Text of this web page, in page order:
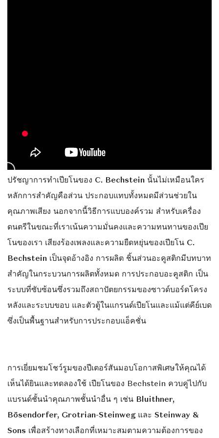
ปรัชญาการทำเปียโนของ C. Bechstein นั้นไม่เหมือนใคร
หลักการสำคัญคือส่วน ประกอบแทบทั้งหมดมีส่วนช่วยใน
คุณภาพเสียง นอกจากนี้วิธีการแบบองค์รวม สำหรับเครื่อง
ดนตรีในขณะที่เราเน้นความมั่นคงและความทนทานของเปีย
โนของเรา เสียงร้องเพลงและความยืดหยุ่นของเปียโน C.
Bechstein เป็นจุดอ้างอิง การผลิต ชิ้นส่วนอะคูสติกมีบทบาท
สำคัญในกระบวนการผลิตทั้งหมด การประกอบอะคูสติก เป็น
ระบบที่ซับซ้อนซึ่งรวมถึงสถาปัตยกรรมของซาวด์บอร์ดโครง
หลังและระบบขอบ และตัวตู้ในแกรนด์เปียโนและแม้แต่คีย์เบด
ซึ่งเป็นพื้นฐานสำหรับการประกอบแอ็คชั่น
การเยี่ยมชมโชว์รูมของปีเตอร์สันมอบโอกาสพิเศษให้คุณได้
เห็นได้ยินและทดลองใช้ เปียโนของ Bechstein ควบคู่ไปกับ
แบรนด์ชั้นนำคุณภาพชั้นนำอื่น ๆ เช่น Bluithner,
Bösendorfer, Grotrian-Steinweg และ Steinway &
Sons เพื่อสร้างทางเลือกที่เหมาะสมตามความต้องการของ